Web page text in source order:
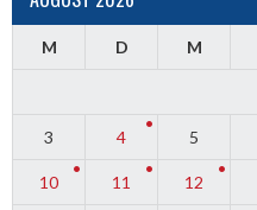
M D M
3 4 5
10 11 12